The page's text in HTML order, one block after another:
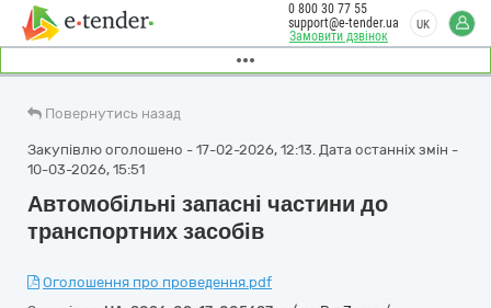
Замовити дзвінок
0 800 30 77 55
support@e-tender.ua
UK
Повернутись назад
Закупівлю оголошено - 17-02-2026, 12:13. Дата останніх змін -
10-03-2026, 15:51
Автомобільні запасні частини до
транспортних засобів
Оголошення про проведення.pdf